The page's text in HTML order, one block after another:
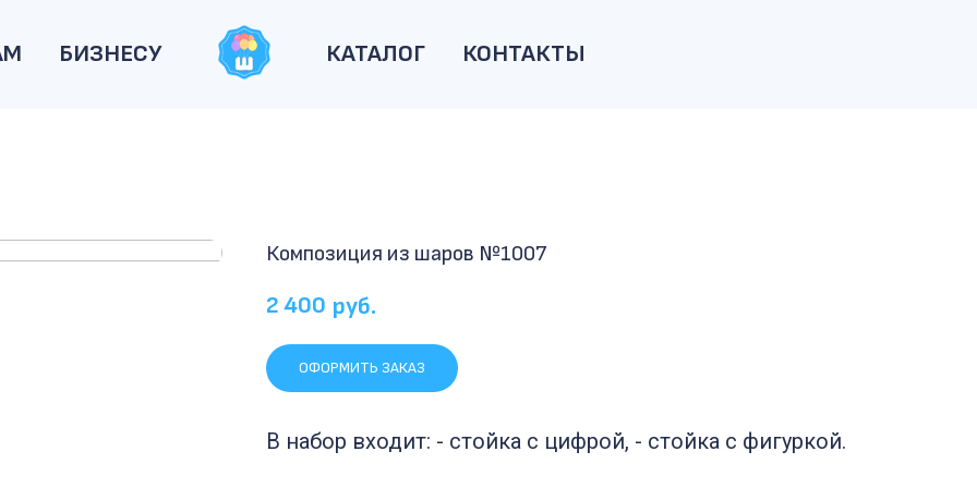
БИЗНЕСУ КАТАЛОГ КОНТАКТЫ
Композиция из шаров №1007
2 400 руб.
ОФОРМИТЬ ЗАКАЗ
В набор входит: - стойка с цифрой, - стойка с фигуркой.